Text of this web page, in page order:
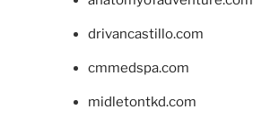
drivancastillo.com
cmmedspa.com
midletontkd.com